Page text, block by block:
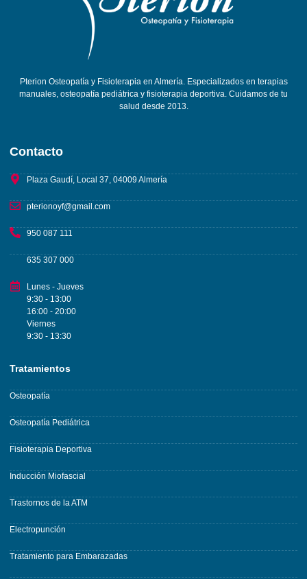
Pterion Osteopatía y Fisioterapia en Almería. Especializados en terapias
manuales, osteopatía pediátrica y fisioterapia deportiva. Cuidamos de tu
salud desde 2013.
Contacto
Plaza Gaudí, Local 37, 04009 Almería
pterionoyf@gmail.com
950 087 111
635 307 000
Lunes - Jueves
9:30 - 13:00
16:00 - 20:00
Viernes
9:30 - 13:30
Tratamientos
Osteopatía
Osteopatía Pediátrica
Fisioterapia Deportiva
Inducción Miofascial
Trastornos de la ATM
Electropunción
Tratamiento para Embarazadas